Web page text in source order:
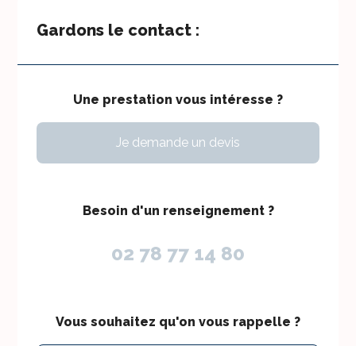
Gardons le contact :
Une prestation vous intéresse ?
Je demande un devis
Besoin d'un renseignement ?
02 78 77 14 80
Vous souhaitez qu'on vous rappelle ?